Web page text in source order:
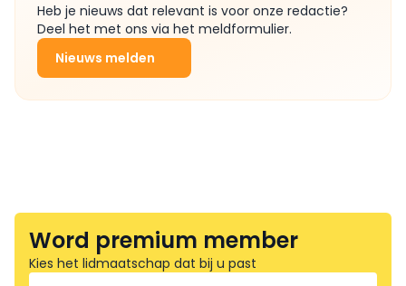
Heb je nieuws dat relevant is voor onze redactie?
Deel het met ons via het meldformulier.
Nieuws melden
Word premium member
Kies het lidmaatschap dat bij u past